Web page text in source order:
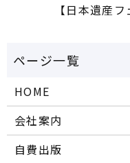
【日本遺産
HOME
会社案内
自費出版